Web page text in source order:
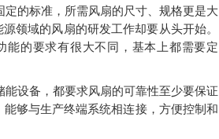
的标准，所需风扇的尺寸、规格更是大
领域的风扇的研发工作却要从头开始。
的要求有很大不同，基本上都需要定
设备，都要求风扇的可靠性至少要保证
够与生产终端系统相连接，方便控制和